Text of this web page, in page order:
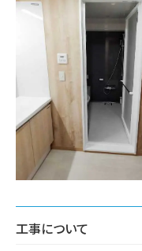
工事について